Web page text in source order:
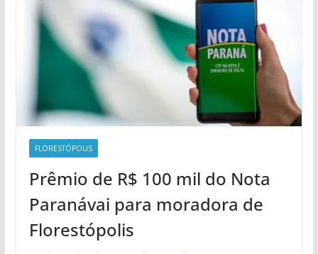
FLORESTÓPOLIS
Prêmio de R$ 100 mil do Nota
Paranávai para moradora de
Florestópolis